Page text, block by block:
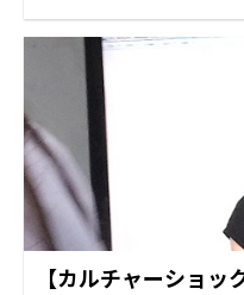
【カルチャーショ